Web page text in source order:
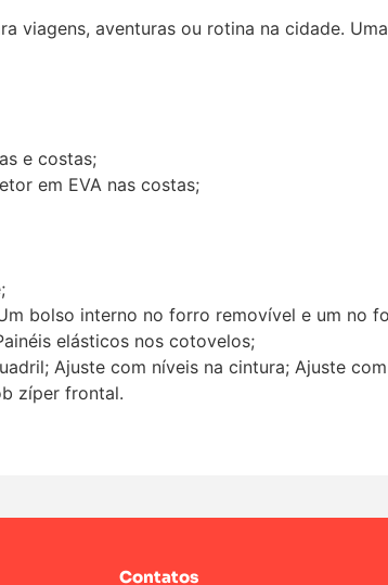
viagens, aventuras ou rotina na cidade.
e costas;
em EVA nas costas;
bolso interno no forro removível e um no
elásticos nos cotovelos;
Ajuste com níveis na cintura; Ajuste
zíper frontal.
Contatos